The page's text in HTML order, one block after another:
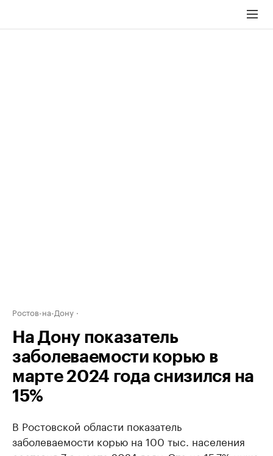
Ростов-на-Дону
На Дону показатель
заболеваемости корью в
марте 2024 года снизился на
15%
В Ростовской области показатель
заболеваемости корью на 100 тыс. населения